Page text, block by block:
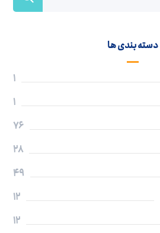
دسته بندی ها
1
1
76
28
49
12
12